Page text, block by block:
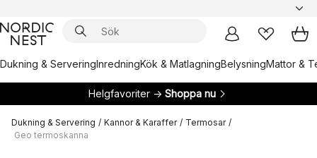
Dukning & ServeringInredningKök & MatlagningBelysningMattor &
Helgfavoriter → Shoppa nu
Dukning & Servering / Kannor & Karaffer / Termosar /
Geo termoskanna